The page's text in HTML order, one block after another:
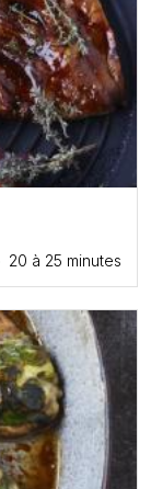
20 à 25 minutes